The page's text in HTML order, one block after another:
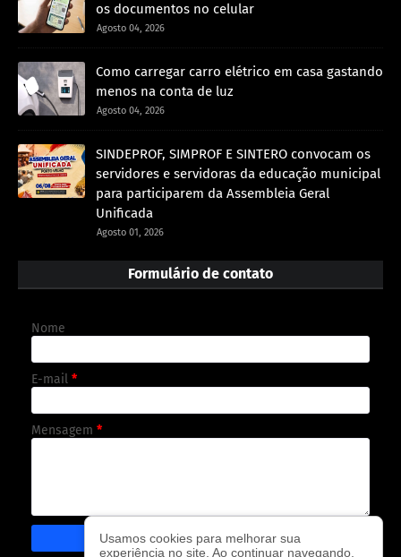
os documentos no celular
Agosto 04, 2026
Como carregar carro elétrico em casa gastando
menos na conta de luz
Agosto 04, 2026
SINDEPROF, SIMPROF E SINTERO convocam os
servidores e servidoras da educação municipal
para participarem da Assembleia Geral
Unificada
Agosto 01, 2026
Formulário de contato
Nome
E-mail *
Mensagem *
Usamos cookies para melhorar sua
experiência no site. Ao continuar navegando,